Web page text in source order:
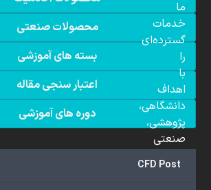
محصولات صنعتی
بسته های آموزشی
اعتبار سنجی مقاله
دوره های آموزشی
CFD Post
ما
خدمات
گسترده‌ای
را
با
اهداف
دانشگاهی،
پژوهشی،
صنعتی
...